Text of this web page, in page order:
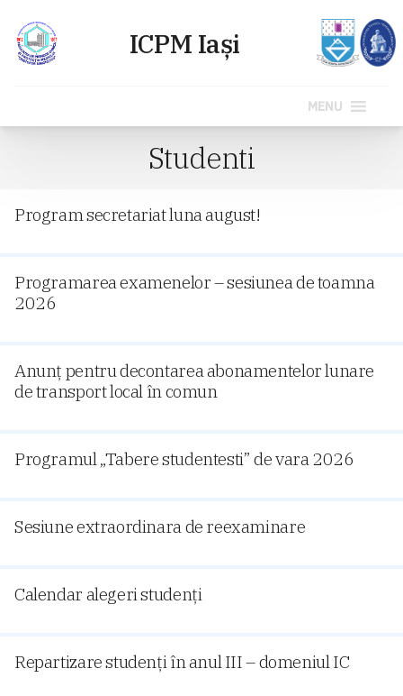
MENU
Studenti
Program secretariat luna august!
Programarea examenelor – sesiunea de toamna
2026
Anunț pentru decontarea abonamentelor lunare
de transport local în comun
Programul „Tabere studentesti” de vara 2026
Sesiune extraordinara de reexaminare
Calendar alegeri studenți
Repartizare studenți în anul III – domeniul IC